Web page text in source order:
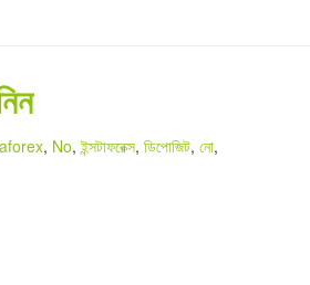
, No,ইন্সটাফরেক্স, ডিপোজিট, নো,